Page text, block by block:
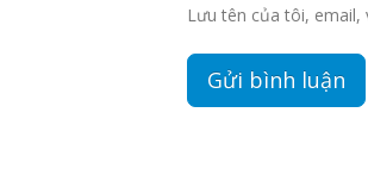
Lưu tên của tôi, email,